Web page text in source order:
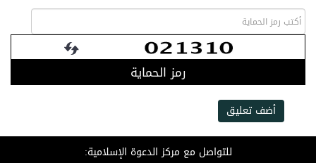
رمز الحماية
أضف تعليق
للتواصل مع مركز الدعوة الإسلامية: